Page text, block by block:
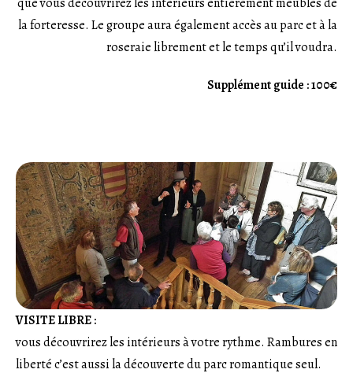
VISITE LIBRE :
vous découvrirez les intérieurs à votre rythme. Rambures en
liberté c’est aussi la découverte du parc romantique seul.
la forteresse. Le groupe aura également accès au parc et à la
roseraie librement et le temps qu’il voudra.
Supplément guide : 100€